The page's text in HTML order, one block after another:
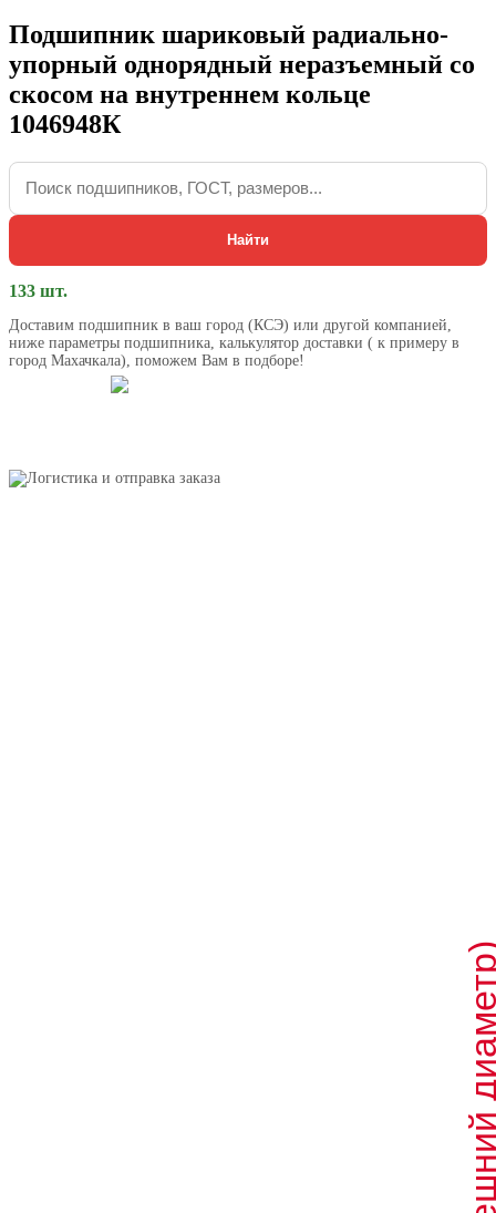
Подшипник шариковый радиально-
упорный однорядный неразъемный со
скосом на внутреннем кольце
1046948К
Найти
133 шт.
Доставим подшипник в ваш город (КСЭ) или другой компанией,
ниже параметры подшипника, калькулятор доставки ( к примеру в
город Махачкала), поможем Вам в подборе!